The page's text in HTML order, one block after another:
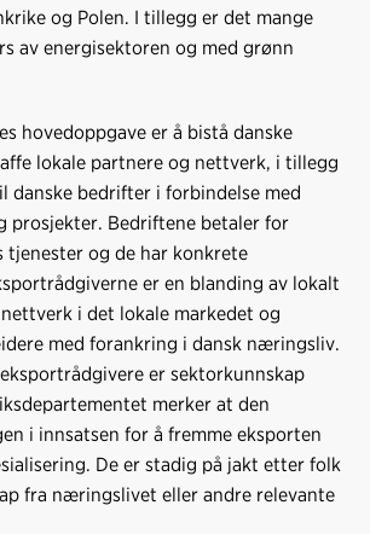
og Polen. I tillegg er det mange
av energisektoren og med grønn
hovedoppgave er å bistå danske
lokale partnere og nettverk, i tillegg
danske bedrifter i forbindelse med
prosjekter. Bedriftene betaler for
tjenester og de har konkrete
er en blanding av lokalt
i det lokale markedet og
med forankring i dansk næringsliv.
er sektorkunnskap
merker at den
i innsatsen for å fremme eksporten
De er stadig på jakt etter folk
fra næringslivet eller andre relevante